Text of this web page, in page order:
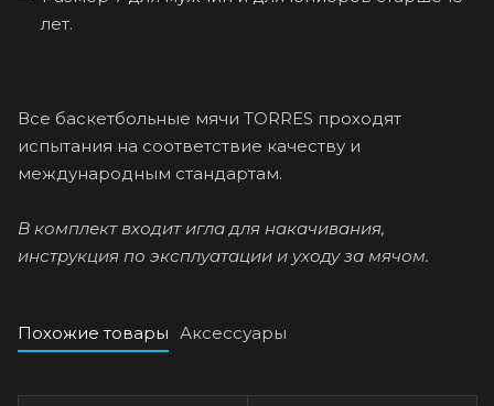
лет.
Все баскетбольные мячи TORRES проходят
испытания на соответствие качеству и
международным стандартам.
В комплект входит игла для накачивания,
инструкция по эксплуатации и уходу за мячом.
Похожие товары Аксессуары